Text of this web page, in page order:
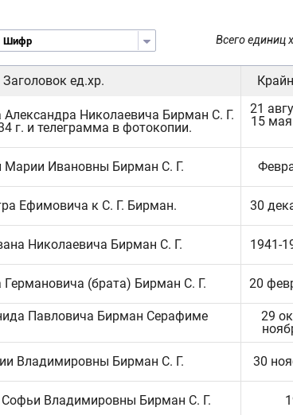
Всего единиц
Заголовок ед.хр.
Николаевича Бирман С. Г.
г. и телеграмма в фотокопии.
21
15
Марии Ивановны Бирман С. Г.
Ефимовича к С. Г. Бирман. 30
Николаевича Бирман С. Г. 1941-
(брата) Бирман С. Г. 20
Павловича Бирман Серафиме
29
Владимировны Бирман С. Г. 30
Владимировны Бирман С. Г.